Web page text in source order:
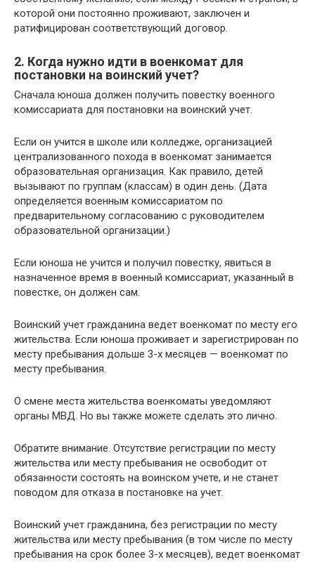
которой они постоянно проживают, заключен и
ратифицирован соответствующий договор.
2. Когда нужно идти в военкомат для
постановки на воинский учет?
Сначала юноша должен получить повестку военного
комиссариата для постановки на воинский учет.
Если он учится в школе или колледже, организацией
централизованного похода в военкомат занимается
образовательная организация. Как правило, детей
вызывают по группам (классам) в один день. (Дата
определяется военным комиссариатом по
предварительному согласованию с руководителем
образовательной организации.)
Если юноша не учится и получил повестку, явиться в
назначенное время в военный комиссариат, указанный в
повестке, он должен сам.
Воинский учет гражданина ведет военкомат по месту его
жительства. Если юноша проживает и зарегистрирован по
месту пребывания дольше 3-х месяцев — военкомат по
месту пребывания.
О смене места жительства военкоматы уведомляют
органы МВД. Но вы также можете сделать это лично.
Обратите внимание. Отсутствие регистрации по месту
жительства или месту пребывания не освободит от
обязанности состоять на воинском учете, и не станет
поводом для отказа в постановке на учет.
Воинский учет гражданина, без регистрации по месту
жительства или месту пребывания (в том числе по месту
пребывания на срок более 3-х месяцев), ведет военкомат